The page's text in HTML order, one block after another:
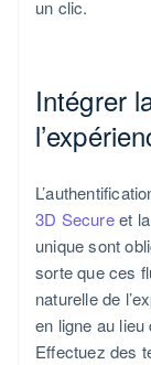
un clic.
Intégrer
3D Secureet la
unique sont
sorte que ces
naturelle de
en ligne au
Effectuez des